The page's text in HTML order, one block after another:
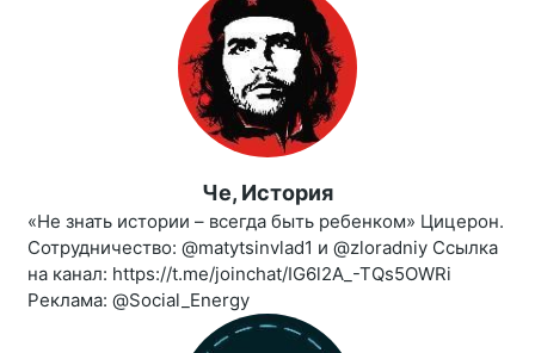
Че, История
«Не знать истории – всегда быть ребенком» Цицерон.
Сотрудничество: @matytsinvlad1 и @zloradniy Ссылка
на канал: https://t.me/joinchat/IG6l2A_-TQs5OWRi
Реклама: @Social_Energy